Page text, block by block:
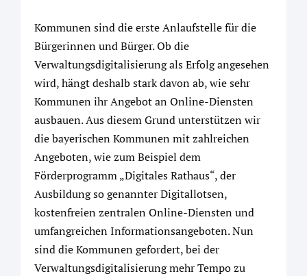
Kommunen sind die erste Anlaufstelle für die
Bürgerinnen und Bürger. Ob die
Verwaltungsdigitalisierung als Erfolg angesehen
wird, hängt deshalb stark davon ab, wie sehr
Kommunen ihr Angebot an Online-Diensten
ausbauen. Aus diesem Grund unterstützen wir
die bayerischen Kommunen mit zahlreichen
Angeboten, wie zum Beispiel dem
Förderprogramm „Digitales Rathaus“, der
Ausbildung so genannter Digitallotsen,
kostenfreien zentralen Online-Diensten und
umfangreichen Informationsangeboten. Nun
sind die Kommunen gefordert, bei der
Verwaltungsdigitalisierung mehr Tempo zu